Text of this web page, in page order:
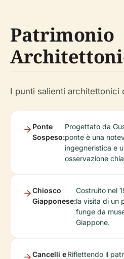
Patrimonio
I punti salienti architettonici
Ponte
Sospeso:
Progettato da
ponte è una
ingegneristica e
osservazione
Chiosco
Giapponese:
Costruito nel
la visita di un
funge da
Giappone.
Cancelli eRiflettendo il